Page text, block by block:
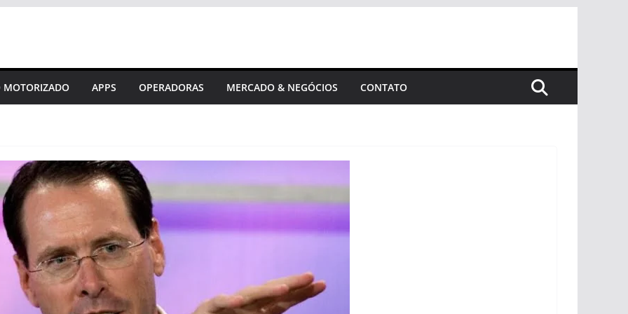
APPS OPERADORAS MERCADO & NEGÓCIOS CONTATO